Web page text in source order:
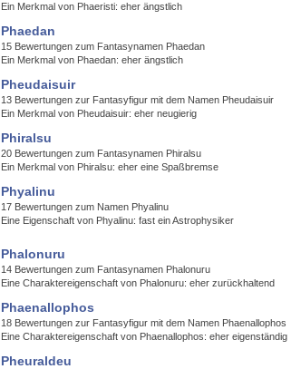
Ein Merkmal von Phaeristi: eher ängstlich
Phaedan
15 Bewertungen zum Fantasynamen Phaedan
Ein Merkmal von Phaedan: eher ängstlich
Pheudaisuir
13 Bewertungen zur Fantasyfigur mit dem Namen Pheudaisuir
Ein Merkmal von Pheudaisuir: eher neugierig
Phiralsu
20 Bewertungen zum Fantasynamen Phiralsu
Ein Merkmal von Phiralsu: eher eine Spaßbremse
Phyalinu
17 Bewertungen zum Namen Phyalinu
Eine Eigenschaft von Phyalinu: fast ein Astrophysiker
Phalonuru
14 Bewertungen zum Fantasynamen Phalonuru
Eine Charaktereigenschaft von Phalonuru: eher zurückhaltend
Phaenallophos
18 Bewertungen zur Fantasyfigur mit dem Namen Phaenallophos
Eine Charaktereigenschaft von Phaenallophos: eher eigenständig
Pheuraldeu